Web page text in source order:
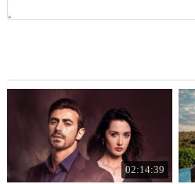
02:14:39